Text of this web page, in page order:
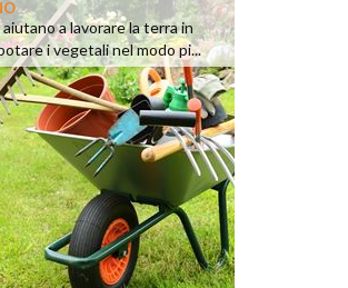
a lavorare la terra in
i vegetali nel modo pi...